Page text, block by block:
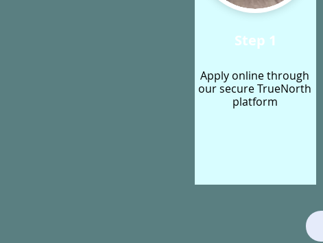
Step 1
Apply online through
our secure TrueNorth
platform